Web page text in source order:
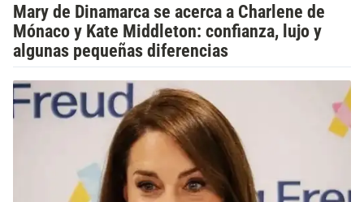
Mary de Dinamarca se acerca a Charlene de
Mónaco y Kate Middleton: confianza, lujo y
algunas pequeñas diferencias